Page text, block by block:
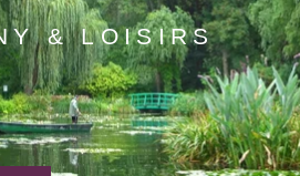
& LOISIRS
coeur de la région des
autour de Giverny, le